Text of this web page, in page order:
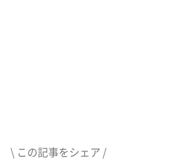
\ この記事をシェア /